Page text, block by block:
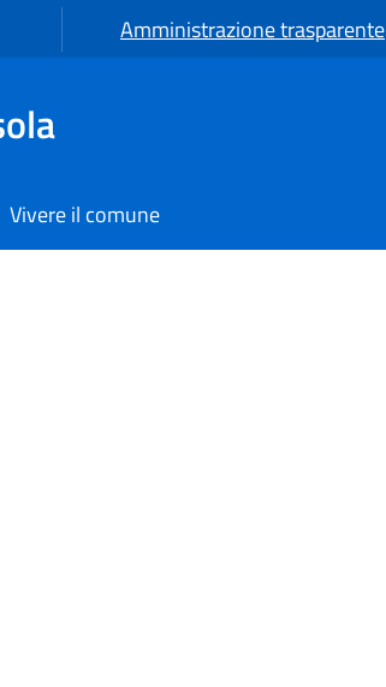
Amministrazione trasparente
Vivere il comune